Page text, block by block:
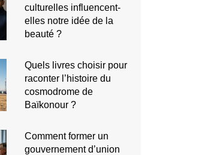
culturelles influencent-
elles notre idée de la
beauté ?
Quels livres choisir pour
raconter l’histoire du
cosmodrome de
Baïkonour ?
Comment former un
gouvernement d’union